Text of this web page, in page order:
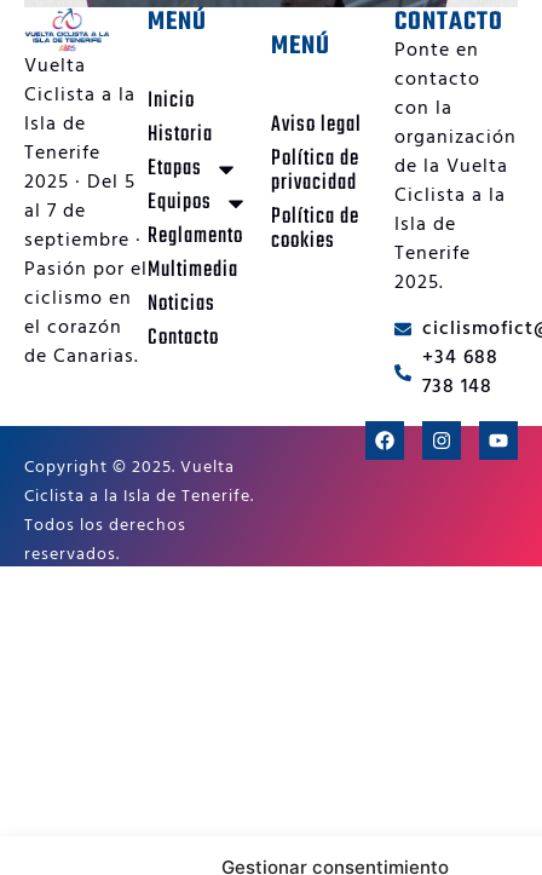
Gestionar consentimiento
Vuelta
Ciclista a la
Isla de
Tenerife
2025 · Del 5
al 7 de
septiembre ·
Pasión por el
ciclismo en
el corazón
de Canarias.
MENÚ
Inicio
Historia
Etapas
Equipos
Reglamento
Multimedia
Noticias
Contacto
MENÚ
Aviso legal
Política de
privacidad
Política de
cookies
CONTACTO
Ponte en
contacto
con la
organización
de la Vuelta
Ciclista a la
Isla de
Tenerife
2025.
+34 688
738 148
Copyright © 2025. Vuelta
Ciclista a la Isla de Tenerife.
Todos los derechos
reservados.